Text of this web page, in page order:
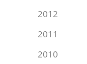
2012
2011
2010